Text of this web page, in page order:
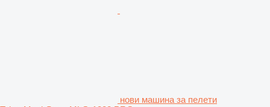
нови машина за пелети